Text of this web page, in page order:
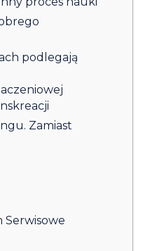
podlegają
Zamiast
Serwisowe